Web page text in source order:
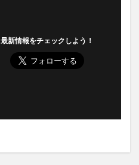
最新情報をチェックしよう！